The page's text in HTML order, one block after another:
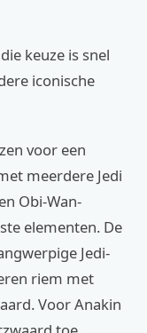
keuze is snel
iconische
voor een
meerdere Jedi
Obi-Wan-
elementen. De
Jedi-
riem met
Voor Anakin